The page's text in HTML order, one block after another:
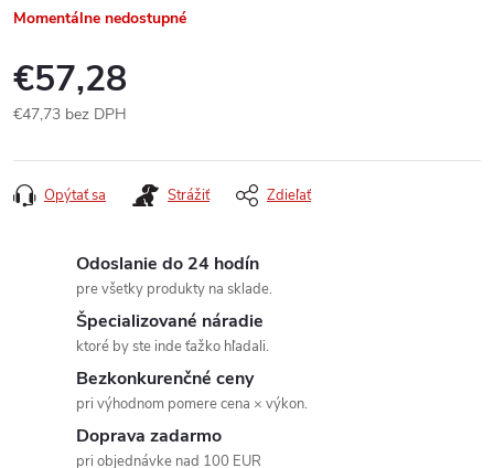
Momentálne nedostupné
€57,28
€47,73 bez DPH
cena:
Opýtať sa Strážiť Zdieľať
Odoslanie do 24 hodín
pre všetky produkty na sklade.
Špecializované náradie
ktoré by ste inde ťažko hľadali.
Bezkonkurenčné ceny
pri výhodnom pomere cena × výkon.
Doprava zadarmo
pri objednávke nad 100 EUR